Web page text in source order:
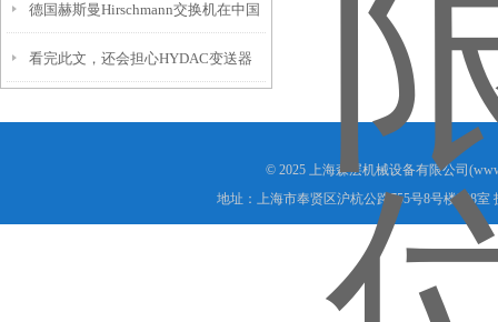
德国赫斯曼Hirschmann交换机在中国
看完此文，还会担心HYDAC变送器
© 2025 上海森层机械设备有限公司
地址：上海市奉贤区沪杭公路755号8号楼208室